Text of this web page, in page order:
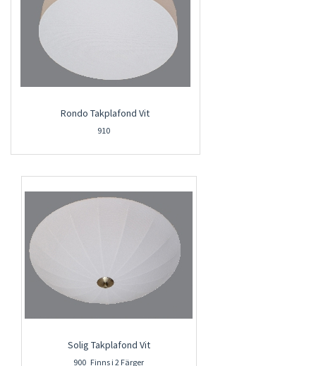
Rondo Takplafond Vit
910
Solig Takplafond Vit
900 Finns i 2 Färger